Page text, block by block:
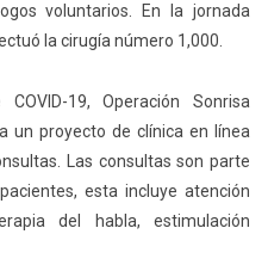
voluntarios. En la jornada
la cirugía número 1,000.
19, Operación Sonrisa
un proyecto de clínica en línea
Las consultas son parte
esta incluye atención
del habla, estimulación